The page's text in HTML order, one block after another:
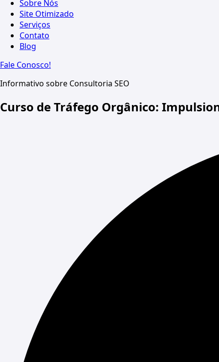
Sobre Nós
Site Otimizado
Serviços
Contato
Blog
Fale Conosco!
Informativo sobre Consultoria SEO
Curso de Tráfego Orgânico: